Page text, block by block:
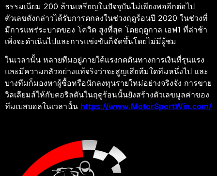
ธรรมเนียม 200 ล้านเหรียญในปัจจุบันไม่เพียงพออีกต่อไป
ตัวเลขดังกล่าวได้รับการตกลงในช่วงฤดูร้อนปี 2020 ในช่วงที่
มีการแพร่ระบาดของ โควิด สูงที่สุด โดยฤดูกาล เอฟ1 ที่ล่าช้า
เพิ่งจะดำเนินไปและการแข่งขันก็จัดขึ้นโดยไม่มีผู้ชม
ในเวลานั้น หลายทีมอยู่ภายใต้แรงกดดันทางการเงินที่รุนแรง
และมีความกลัวอย่างแท้จริงว่าจะสูญเสียทีมใดทีมหนึ่งไป และ
บางทีมก็มองหาผู้ซื้อหรือนักลงทุนรายใหม่อย่างจริงจัง การขาย
วิลเลียมส์ให้กับดอริลตันในฤดูร้อนนั้นยังสร้างตัวเลขมูลค่าของ
ทีมเบสบอลในเวลานั้น https://www.MotorSportWin.com/